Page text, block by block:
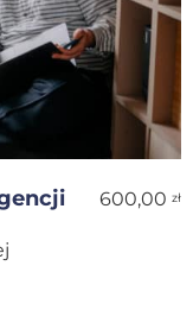
600,00 zł